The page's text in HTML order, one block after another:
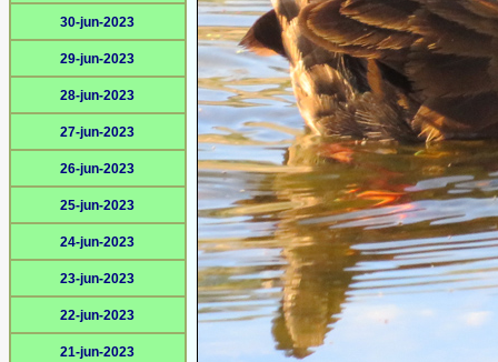
30-jun-2023
29-jun-2023
28-jun-2023
27-jun-2023
26-jun-2023
25-jun-2023
24-jun-2023
23-jun-2023
22-jun-2023
21-jun-2023